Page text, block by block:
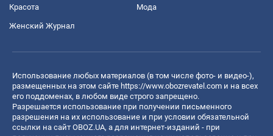
Красота Мода
Женский Журнал
Использование любых материалов (в том числе фото- и видео-),
размещенных на этом сайте https://www.obozrevatel.com и на всех
его поддоменах, в любом виде строго запрещено.
Разрешается использование при получении письменного
разрешения на их использование и при условии обязательной
ссылки на сайт OBOZ.UA, а для интернет-изданий - при